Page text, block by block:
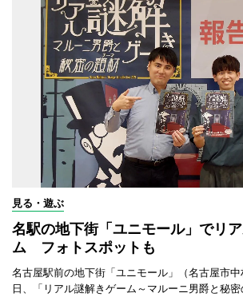
見る・遊ぶ
名駅の地下街「ユニモール」でリ
ム フォトスポットも
名古屋駅前の地下街「ユニモール」（名古屋市
日、「リアル謎解きゲーム～マルーニ男爵と秘密